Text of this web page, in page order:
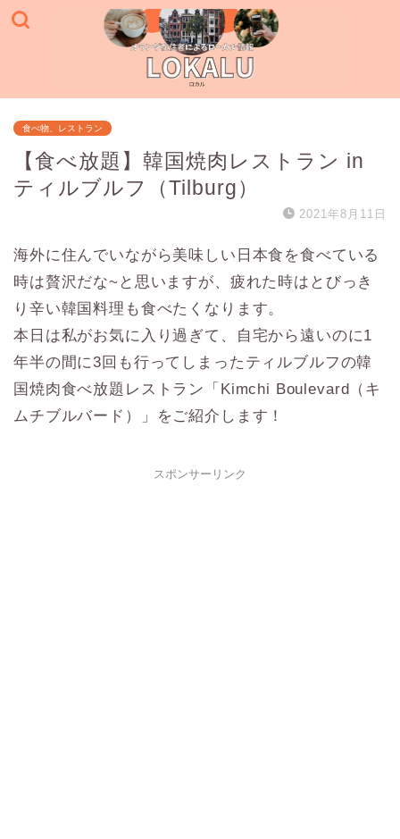
食べ物、レストラン
【食べ放題】韓国焼肉レストラン in
ティルブルフ（Tilburg）
2021年8月11日
海外に住んでいながら美味しい日本食を食べている
時は贅沢だな~と思いますが、疲れた時はとびっき
り辛い韓国料理も食べたくなります。
本日は私がお気に入り過ぎて、自宅から遠いのに1
年半の間に3回も行ってしまったティルブルフの韓
国焼肉食べ放題レストラン「Kimchi Boulevard（キ
ムチブルバード）」をご紹介します！
スポンサーリンク